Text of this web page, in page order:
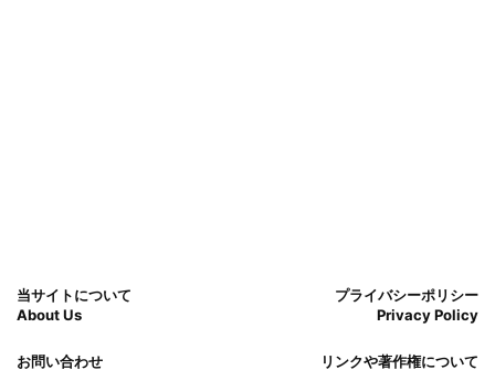
当サイトについて
About Us
プライバシーポリシー
Privacy Policy
お問い合わせ
リンクや著作権について